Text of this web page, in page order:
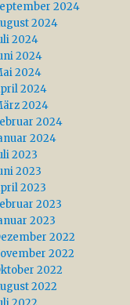
2024
2024
2024
2024
2024
2024
2024
2024
2024
2023
2023
2023
2023
2023
2022
2022
2022
2022